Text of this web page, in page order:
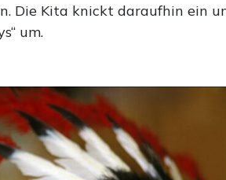
Die Kita knickt daraufhin ein
um.